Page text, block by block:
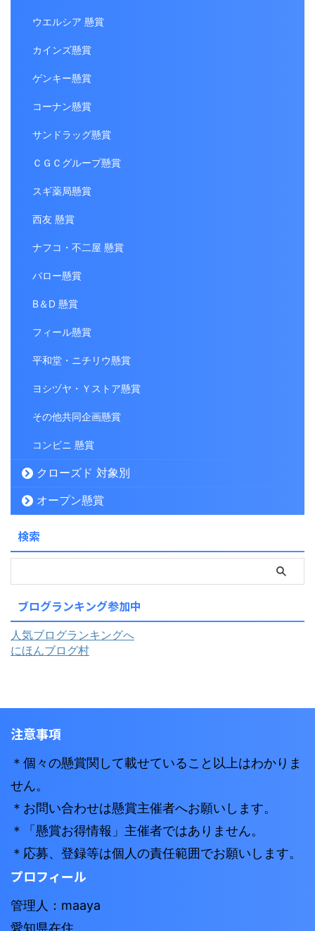
ウエルシア 懸賞
カインズ懸賞
ゲンキー懸賞
コーナン懸賞
サンドラッグ懸賞
ＣＧＣグループ懸賞
スギ薬局懸賞
西友 懸賞
ナフコ・不二屋 懸賞
バロー懸賞
B＆D 懸賞
フィール懸賞
平和堂・ニチリウ懸賞
ヨシヅヤ・Ｙストア懸賞
その他共同企画懸賞
コンビニ 懸賞
クローズド 対象別
オープン懸賞
検索
ブログランキング参加中
人気ブログランキングへ
にほんブログ村
注意事項
＊個々の懸賞関して載せていること以上はわかりま
せん。
＊お問い合わせは懸賞主催者へお願いします。
＊「懸賞お得情報」主催者ではありません。
＊応募、登録等は個人の責任範囲でお願いします。
プロフィール
管理人：maaya
愛知県在住